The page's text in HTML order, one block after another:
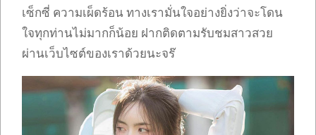
เซ็กซี่ ความเผ็ดร้อน ทางเรามั่นใจอย่างยิ่งว่าจะโดน
ใจทุกท่านไม่มากก็น้อย ฝากติดตามรับชมสาวสวย
ผ่านเว็บไซต์ของเราด้วยนะจร๊